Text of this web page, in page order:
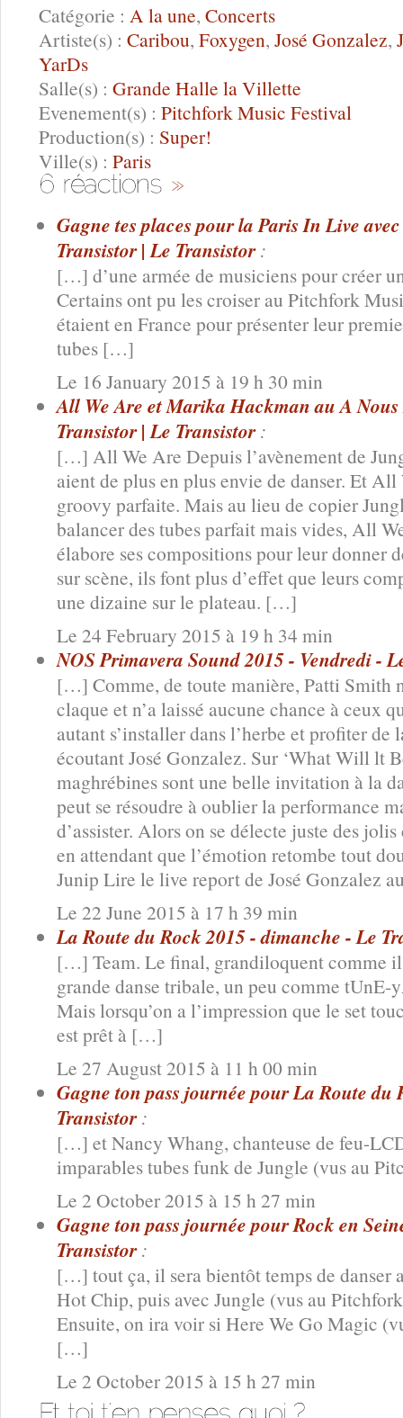
Catégorie : A la une, Concerts
Artiste(s) : Caribou, Foxygen, José Gonzalez,
YarDs
Salle(s) : Grande Halle la Villette
Evenement(s) : Pitchfork Music Festival
Production(s) : Super!
Ville(s) : Paris
Gagne tes places pour la Paris In Live
Transistor | Le Transistor :
[…] d’une armée de musiciens pour créer
Certains ont pu les croiser au Pitchfork
étaient en France pour présenter leur
tubes […]
Le 16 January 2015 à 19 h 30 min
All We Are et Marika Hackman au A
Transistor | Le Transistor :
[…] All We Are Depuis l’avènement de
aient de plus en plus envie de danser. Et
groovy parfaite. Mais au lieu de copier
balancer des tubes parfait mais vides, All
élabore ses compositions pour leur donner
sur scène, ils font plus d’effet que leurs
une dizaine sur le plateau. […]
Le 24 February 2015 à 19 h 34 min
NOS Primavera Sound 2015 - Vendredi -
[…] Comme, de toute manière, Patti Smith
claque et n’a laissé aucune chance à ceux
autant s’installer dans l’herbe et profiter
écoutant José Gonzalez. Sur ‘What Will lt
maghrébines sont une belle invitation à la
peut se résoudre à oublier la performance
d’assister. Alors on se délecte juste des
en attendant que l’émotion retombe tout
Junip Lire le live report de José Gonzalez
Le 22 June 2015 à 17 h 39 min
La Route du Rock 2015 - dimanche - Le
[…] Team. Le final, grandiloquent comme il
grande danse tribale, un peu comme tUnE-
Mais lorsqu’on a l’impression que le set
est prêt à […]
Le 27 August 2015 à 11 h 00 min
Gagne ton pass journée pour La Route du
Transistor :
[…] et Nancy Whang, chanteuse de feu-
imparables tubes funk de Jungle (vus au
Le 2 October 2015 à 15 h 27 min
Gagne ton pass journée pour Rock en
Transistor :
[…] tout ça, il sera bientôt temps de danser
Hot Chip, puis avec Jungle (vus au
Ensuite, on ira voir si Here We Go Magic
[…]
Le 2 October 2015 à 15 h 27 min